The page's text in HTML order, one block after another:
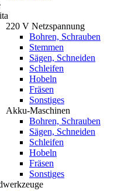
220 V Netzspannung
Bohren, Schrauben
Stemmen
Sägen, Schneiden
Schleifen
Hobeln
Fräsen
Sonstiges
Akku-Maschinen
Bohren, Schrauben
Sägen, Schneiden
Schleifen
Hobeln
Fräsen
Sonstiges